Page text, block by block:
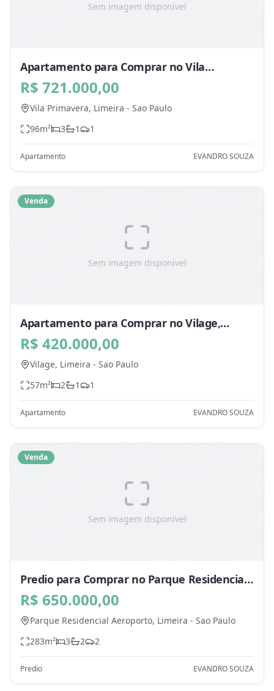
Sem imagem disponível
Apartamento para Comprar no Vila
Primavera, Limeira - SP
R$ 721.000,00
Vila Primavera, Limeira - Sao Paulo
96m² 3 1 1
Apartamento EVANDRO SOUZA
Sem imagem disponível
Venda
Apartamento para Comprar no Vilage,
Limeira - SP
R$ 420.000,00
Vilage, Limeira - Sao Paulo
57m² 2 1 1
Apartamento EVANDRO SOUZA
Sem imagem disponível
Venda
Predio para Comprar no Parque Residencial
Aeroporto, Limeira - SP
R$ 650.000,00
Parque Residencial Aeroporto, Limeira - Sao Paulo
283m² 3 2 2
Predio EVANDRO SOUZA